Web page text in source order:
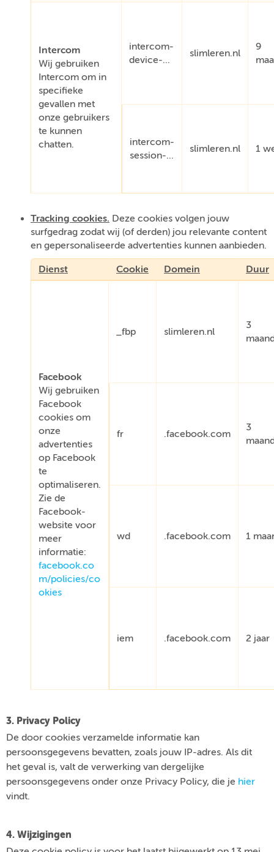
Intercom
Wij gebruiken
Intercom om in
specifieke
gevallen met
onze gebruikers
te kunnen
chatten.
intercom-
device-...
slimleren.nl
9
intercom-
session-...
slimleren.nl 1
Tracking cookies. Deze cookies volgen jouw
surfgedrag zodat wij (of derden) jou relevante content
en gepersonaliseerde advertenties kunnen aanbieden.
Dienst Cookie Domein Duur
Facebook
Wij gebruiken
Facebook
cookies om
onze
advertenties
op Facebook
te
optimaliseren.
Zie de
Facebook-
website voor
meer
informatie:
facebook.co
m/policies/co
okies
_fbp slimleren.nl
3
fr .facebook.com
3
wd .facebook.com 1
iem .facebook.com 2 jaar
3. Privacy Policy
De door cookies verzamelde informatie kan
persoonsgegevens bevatten, zoals jouw IP-adres. Als dit
het geval is, valt de verwerking van dergelijke
persoonsgegevens onder onze Privacy Policy, die je hier
vindt.
4. Wijzigingen